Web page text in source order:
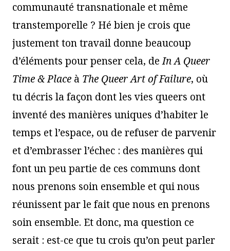
communauté transnationale et même
transtemporelle ? Hé bien je crois que
justement ton travail donne beaucoup
d’éléments pour penser cela, deIn A Queer
Time & Place à The Queer Art of Failure, où
tu décris la façon dont les vies queers ont
inventé des manières uniques d’habiter le
temps et l’espace, ou de refuser de parvenir
et d’embrasser l’échec : des manières qui
font un peu partie de ces communs dont
nous prenons soin ensemble et qui nous
réunissent par le fait que nous en prenons
soin ensemble. Et donc, ma question ce
serait : est-ce que tu crois qu’on peut parler